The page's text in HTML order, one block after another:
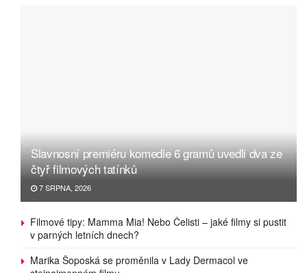
Slavnosní premiéru komedie 6 gramů uvedli dva ze
čtyř filmových tatínků
7 SRPNA, 2026
Filmové tipy: Mamma Mia! Nebo Čelisti – jaké filmy si pustit
v parných letních dnech?
Marika Šoposká se proměnila v Lady Dermacol ve